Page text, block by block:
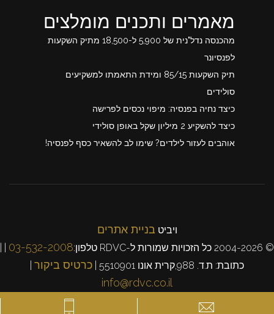
מאמרים ותכנים מומלצים
מהכנסה נדל"נית של 5,900 ל-18,500 מתיק השקעות
לפנסיונר
תיק השקעות 85/15 ומידת התאמתו למשקיעים
סולידים
כיצד נחיה בפנסיה: מיפוי נכסים לפרישה
כיצד להשקיע 2 מיליון שקל באופן סולידי
אוהבים לעזור לילדים? שימו לב להשאיר כסף לפנסיה!
ויביט בניית אתרים
© 2004-2026 כל הזכויות שמורות ל-RDVC טלפון: 03-532-2008
כתובת: ת.ד. 988,קרית אונו 5510901 |
כרטיס ביקור
info@rdvc.co.il